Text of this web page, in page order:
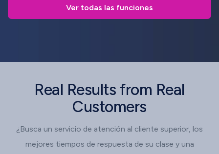
Ver todas las funciones
Real Results from Real
Customers
¿Busca un servicio de atención al cliente superior, los
mejores tiempos de respuesta de su clase y una